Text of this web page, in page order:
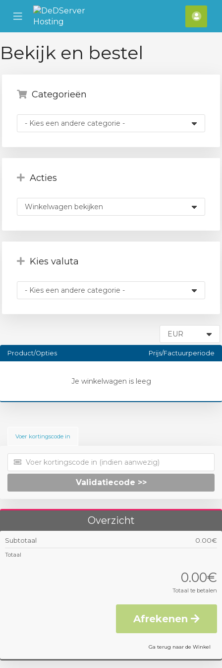
Mobile
Menu
Bekijk en bestel
Categorieën
Acties
Kies valuta
Product/Opties Prijs/Factuurperiode
Je winkelwagen is leeg
Voer kortingscode in
Validatiecode >>
Overzicht
Subtotaal 0.00€
Totaal
0.00€
Totaal te betalen
Afrekenen
Ga terug naar de Winkel